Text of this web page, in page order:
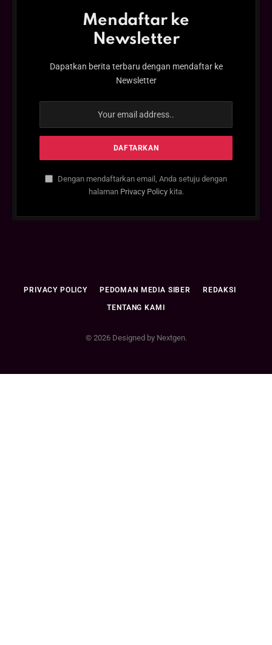
Mendaftar ke
Newsletter
Dapatkan berita terbaru dengan mendaftar ke
Newsletter
Dengan mendaftarkan email, Anda setuju dengan
halaman Privacy Policykita.
PRIVACY POLICY PEDOMAN MEDIA SIBER REDAKSI
TENTANG KAMI
© 2026 Designed by Nextgen.